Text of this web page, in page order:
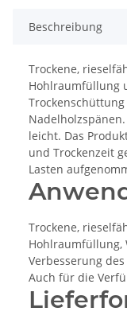
Beschreibung
Trockene,
Hohlraumfüllung
leicht. Das
und Trockenzeit
Lasten
Trockene,
Hohlraumfüllung,
Verbesserung
Auch für die